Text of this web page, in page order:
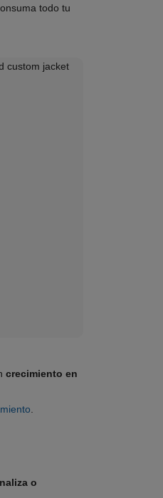
todo tu
crecimiento en
.
o